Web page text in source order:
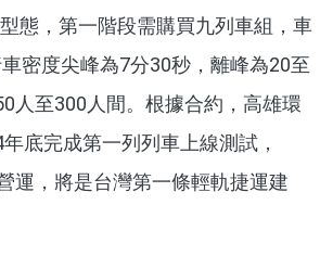
態，第一階段需購買九列車組，車
密度尖峰為7分30秒，離峰為20至
人至300人間。根據合約，高雄環
底完成第一列列車上線測試，
運，將是台灣第一條輕軌捷運建